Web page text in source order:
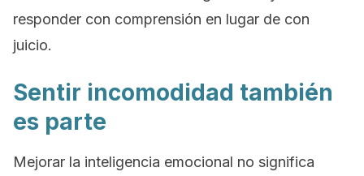
responder con comprensión en lugar de con
juicio.
Sentir incomodidad también
es parte
Mejorar la inteligencia emocional no significa